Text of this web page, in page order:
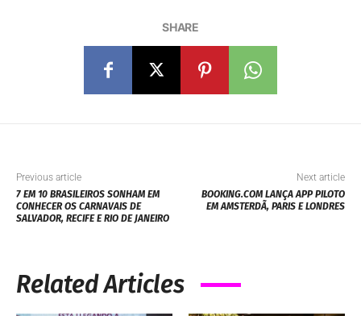
SHARE
Previous article
7 EM 10 BRASILEIROS SONHAM EM
CONHECER OS CARNAVAIS DE
SALVADOR, RECIFE E RIO DE JANEIRO
Next article
BOOKING.COM LANÇA APP PILOTO
EM AMSTERDÃ, PARIS E LONDRES
Related Articles